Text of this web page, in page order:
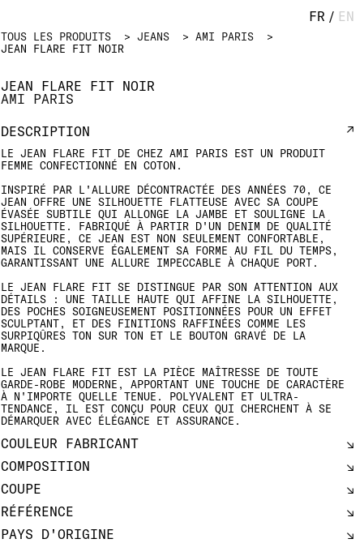
FR / EN
TOUS LES PRODUITS JEANS
AMI PARIS
JEAN FLARE FIT NOIR
JEAN FLARE FIT NOIR
AMI PARIS
DESCRIPTION
LE JEAN FLARE FIT DE CHEZ AMI PARIS EST UN PRODUIT
FEMME CONFECTIONNÉ EN COTON.
INSPIRÉ PAR L'ALLURE DÉCONTRACTÉE DES ANNÉES 70, CE
JEAN OFFRE UNE SILHOUETTE FLATTEUSE AVEC SA COUPE
ÉVASÉE SUBTILE QUI ALLONGE LA JAMBE ET SOULIGNE LA
SILHOUETTE. FABRIQUÉ À PARTIR D'UN DENIM DE QUALITÉ
SUPÉRIEURE, CE JEAN EST NON SEULEMENT CONFORTABLE,
MAIS IL CONSERVE ÉGALEMENT SA FORME AU FIL DU TEMPS,
GARANTISSANT UNE ALLURE IMPECCABLE À CHAQUE PORT.
LE JEAN FLARE FIT SE DISTINGUE PAR SON ATTENTION AUX
DÉTAILS : UNE TAILLE HAUTE QUI AFFINE LA SILHOUETTE,
DES POCHES SOIGNEUSEMENT POSITIONNÉES POUR UN EFFET
SCULPTANT, ET DES FINITIONS RAFFINÉES COMME LES
SURPIQÛRES TON SUR TON ET LE BOUTON GRAVÉ DE LA
MARQUE.
LE JEAN FLARE FIT EST LA PIÈCE MAÎTRESSE DE TOUTE
GARDE-ROBE MODERNE, APPORTANT UNE TOUCHE DE CARACTÈRE
À N'IMPORTE QUELLE TENUE. POLYVALENT ET ULTRA-
TENDANCE, IL EST CONÇU POUR CEUX QUI CHERCHENT À SE
DÉMARQUER AVEC ÉLÉGANCE ET ASSURANCE.
COULEUR FABRICANT
COMPOSITION
COUPE
RÉFÉRENCE
PAYS D'ORIGINE